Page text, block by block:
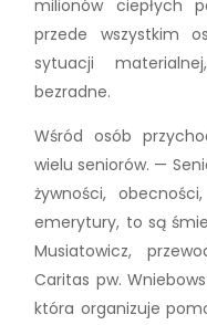
milionów ciepłych
przede wszystkim
sytuacji
bezradne.
Wśród osób
wielu seniorów. —
żywności,
emerytury, to są
Musiatowicz,
Caritas pw.
która organizuje